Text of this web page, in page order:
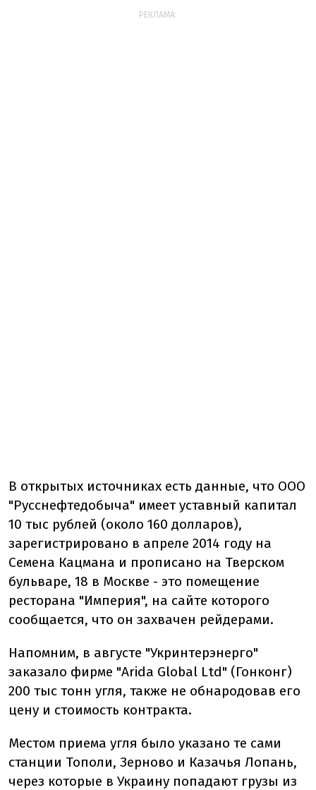
РЕКЛАМА:
В открытых источниках есть данные, что ООО
"Русснефтедобыча" имеет уставный капитал
10 тыс рублей (около 160 долларов),
зарегистрировано в апреле 2014 году на
Семена Кацмана и прописано на Тверском
бульваре, 18 в Москве - это помещение
ресторана "Империя", на сайте которого
сообщается, что он захвачен рейдерами.
Напомним, в августе "Укринтерэнерго"
заказало фирме "Arida Global Ltd" (Гонконг)
200 тыс тонн угля, также не обнародовав его
цену и стоимость контракта.
Местом приема угля было указано те сами
станции Тополи, Зерново и Казачья Лопань,
через которые в Украину попадают грузы из